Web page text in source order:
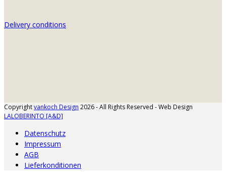
Delivery conditions
Copyrightvankoch Design 2026 - All Rights Reserved - Web Design
LALOBERINTO [A&D]
Datenschutz
Impressum
AGB
Lieferkonditionen